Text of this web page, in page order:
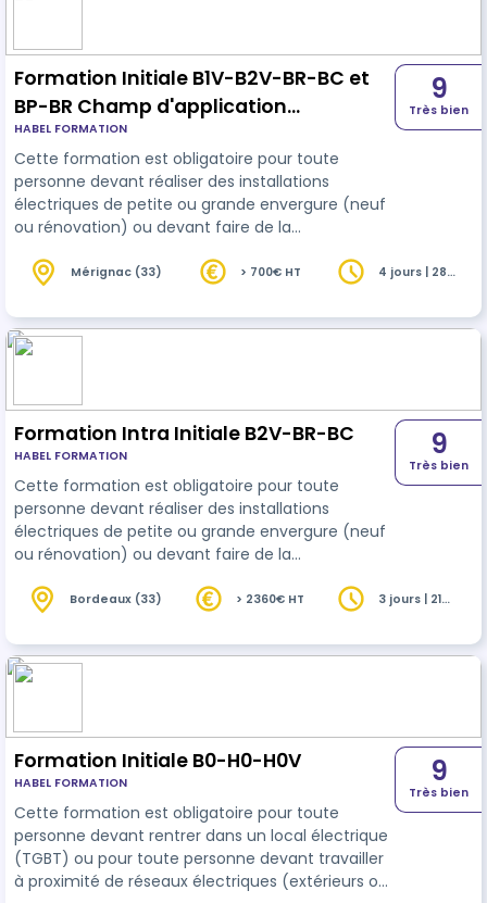
Formation Initiale B1V-B2V-BR-BC et
BP-BR Champ d'application
Photovoltaïque et B0-H0
HABEL FORMATION
Cette formation est obligatoire pour toute
personne devant réaliser des installations
électriques de petite ou grande envergure (neuf
ou rénovation) ou devant faire de la
panne. Elle concerne également toute personne
fonctionnement ou en laboratoire) ou devant
réaliser des vérifications à caractère
maintenance sur le…
9
Très bien
Mérignac (33) > 700€ HT
4 jours | 28
Formation Intra Initiale B2V-BR-BC
HABEL FORMATION
Cette formation est obligatoire pour toute
personne devant réaliser des installations
électriques de petite ou grande envergure (neuf
ou rénovation) ou devant faire de la
panne. Elle concerne également toute personne
fonctionnement ou en laboratoire) ou devant
réaliser des vérifications à caractère
maintenance sur le…
9
Très bien
Bordeaux (33) > 2360€ HT
3 jours | 21
Formation Initiale B0-H0-H0V
HABEL FORMATION
Cette formation est obligatoire pour toute
personne devant rentrer dans un local électrique
(TGBT) ou pour toute personne devant travailler
à proximité de réseaux électriques (extérieurs ou
9
Très bien